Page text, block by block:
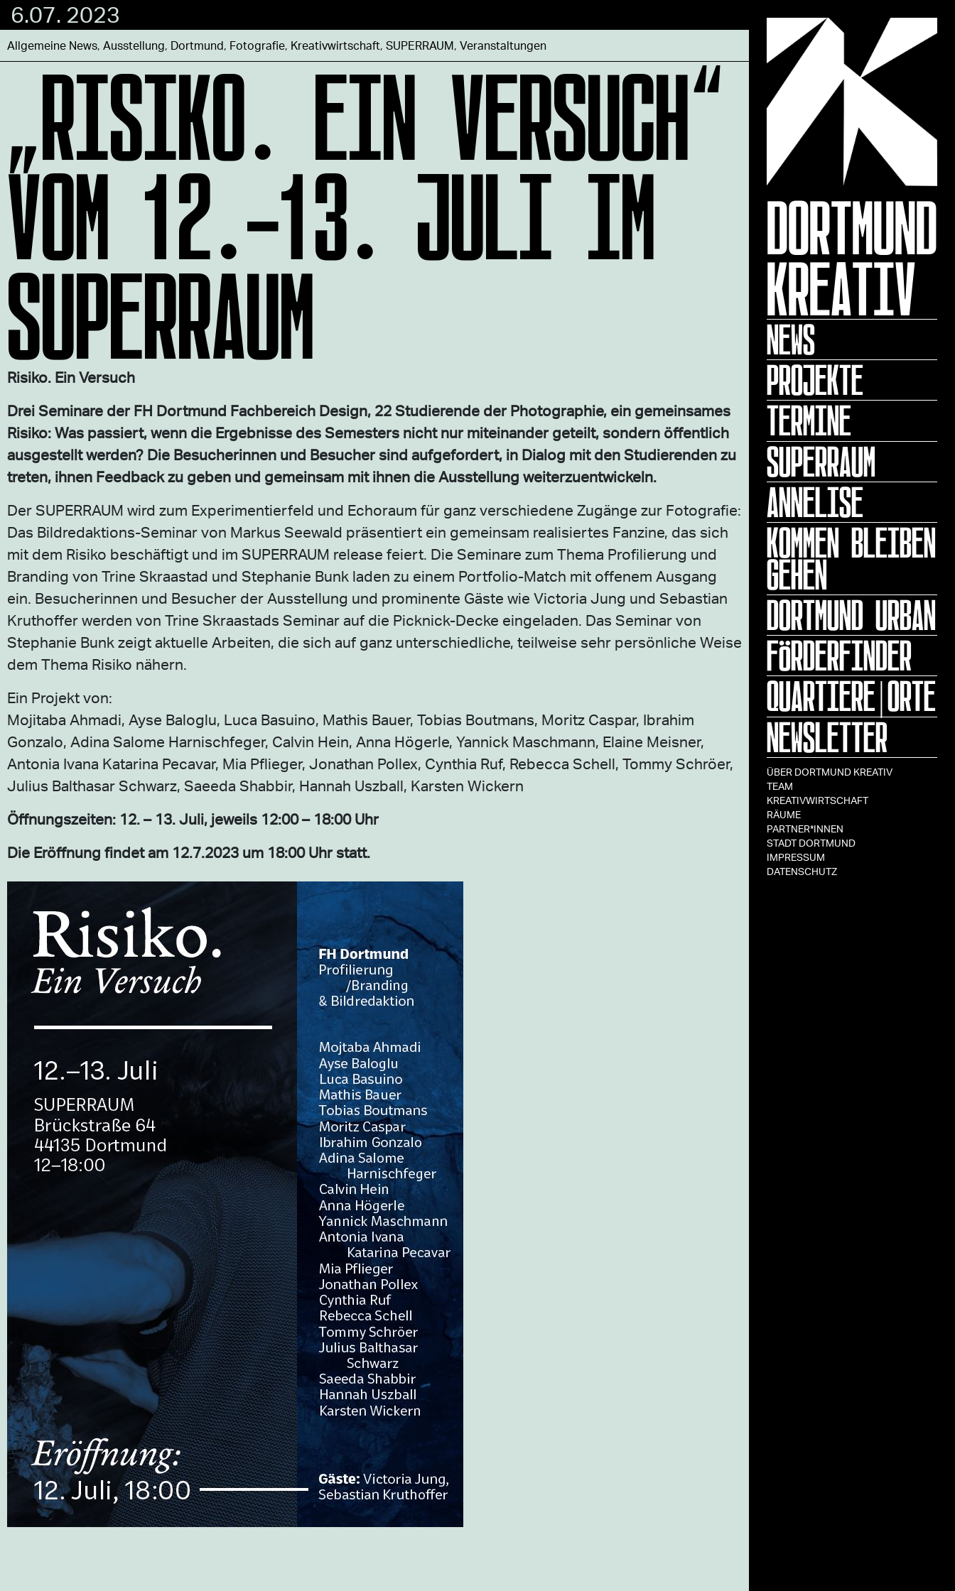
DORTMUND
KREATIV
NEWS
PROJEKTE
TERMINE
SUPERRAUM
ANNELISE
KOMMEN BLEIBEN
GEHEN
DORTMUND URBAN
FÖRDERFINDER
QUARTIERE|ORTE
NEWSLETTER
ÜBER DORTMUND KREATIV
TEAM
KREATIVWIRTSCHAFT
RÄUME
PARTNER*INNEN
STADT DORTMUND
IMPRESSUM
DATENSCHUTZ
6.07. 2023
Allgemeine News, Ausstellung, Dortmund, Fotografie, Kreativwirtschaft, SUPERRAUM, Veranstaltungen
„RISIKO. EIN VERSUCH“
VOM 12.-13. JULI IM
SUPERRAUM
Risiko. Ein Versuch
Drei Seminare der FH Dortmund Fachbereich Design, 22 Studierende der Photographie, ein gemeinsames
Risiko: Was passiert, wenn die Ergebnisse des Semesters nicht nur miteinander geteilt, sondern öffentlich
ausgestellt werden? Die Besucherinnen und Besucher sind aufgefordert, in Dialog mit den Studierenden zu
treten, ihnen Feedback zu geben und gemeinsam mit ihnen die Ausstellung weiterzuentwickeln.
Der SUPERRAUM wird zum Experimentierfeld und Echoraum für ganz verschiedene Zugänge zur Fotografie:
Das Bildredaktions-Seminar von Markus Seewald präsentiert ein gemeinsam realisiertes Fanzine, das sich
mit dem Risiko beschäftigt und im SUPERRAUM release feiert. Die Seminare zum Thema Profilierung und
Branding von Trine Skraastad und Stephanie Bunk laden zu einem Portfolio-Match mit offenem Ausgang
ein. Besucherinnen und Besucher der Ausstellung und prominente Gäste wie Victoria Jung und Sebastian
Kruthoffer werden von Trine Skraastads Seminar auf die Picknick-Decke eingeladen. Das Seminar von
Stephanie Bunk zeigt aktuelle Arbeiten, die sich auf ganz unterschiedliche, teilweise sehr persönliche Weise
dem Thema Risiko nähern.
Ein Projekt von:
Mojitaba Ahmadi, Ayse Baloglu, Luca Basuino, Mathis Bauer, Tobias Boutmans, Moritz Caspar, Ibrahim
Gonzalo, Adina Salome Harnischfeger, Calvin Hein, Anna Högerle, Yannick Maschmann, Elaine Meisner,
Antonia Ivana Katarina Pecavar, Mia Pflieger, Jonathan Pollex, Cynthia Ruf, Rebecca Schell, Tommy Schröer,
Julius Balthasar Schwarz, Saeeda Shabbir, Hannah Uszball, Karsten Wickern
Öffnungszeiten: 12. – 13. Juli, jeweils 12:00 – 18:00 Uhr
Die Eröffnung findet am 12.7.2023 um 18:00 Uhr statt.